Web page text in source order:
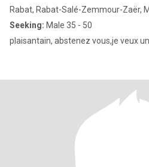
Rabat, Rabat-Salé-Zemmour-Zaër,
Seeking: Male 35 - 50
plaisantain, abstenez vous,je veux